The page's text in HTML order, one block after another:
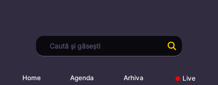
Consultări publice privind
proiectul de lege pent
Home Agenda Arhiva Live